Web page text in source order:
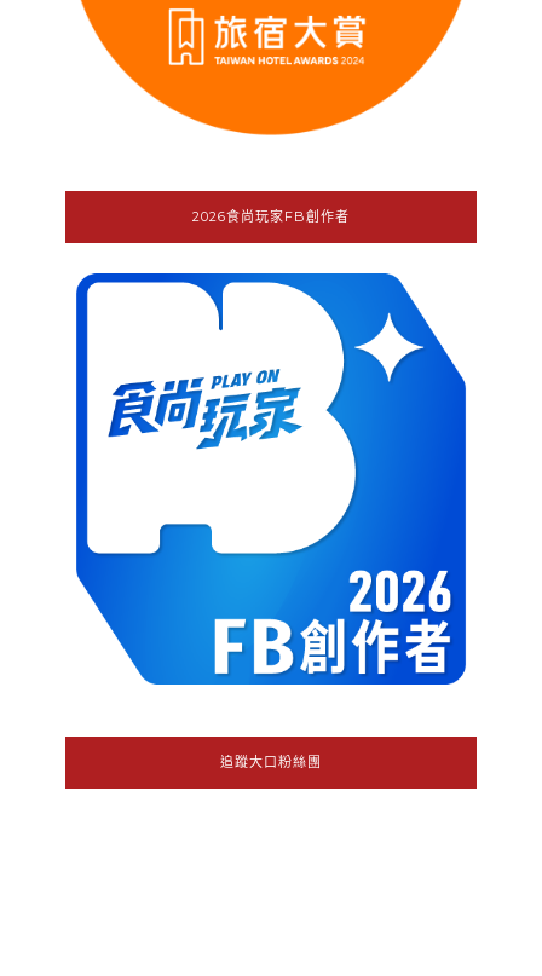
2026食尚玩家FB創作者
追蹤大口粉絲團